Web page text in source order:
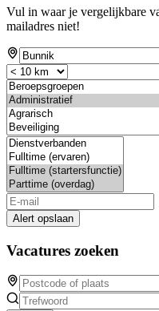
Vul in waar je vergelijkbare
mailadres niet!
Alert opslaan
Vacatures zoeken